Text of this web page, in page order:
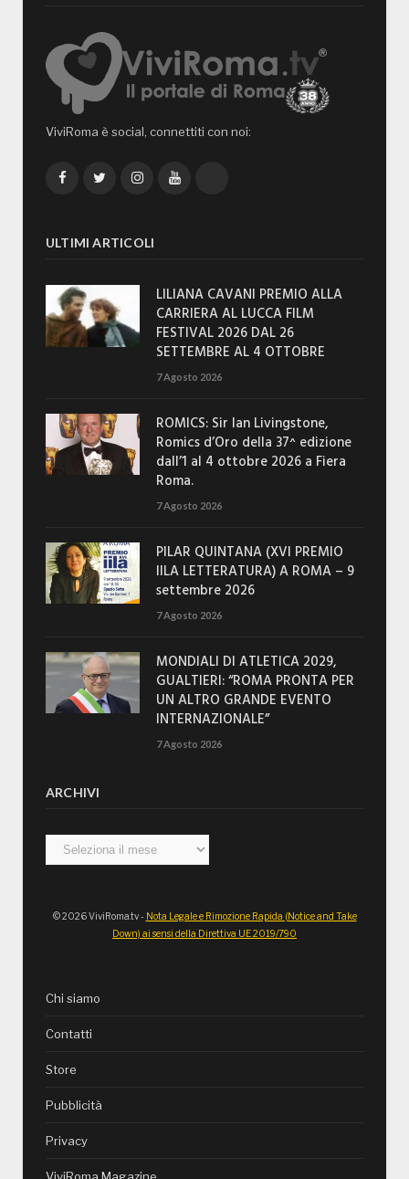
ViviRoma è social, connettiti con noi:
FacebookTwitterInstagramYouTube
ULTIMI ARTICOLI
LILIANA CAVANI PREMIO ALLA
CARRIERA AL LUCCA FILM
FESTIVAL 2026 DAL 26
SETTEMBRE AL 4 OTTOBRE
7 Agosto 2026
ROMICS: Sir Ian Livingstone,
Romics d’Oro della 37^ edizione
dall’1 al 4 ottobre 2026 a Fiera
Roma.
7 Agosto 2026
PILAR QUINTANA (XVI PREMIO
IILA LETTERATURA) A ROMA – 9
settembre 2026
7 Agosto 2026
MONDIALI DI ATLETICA 2029,
GUALTIERI: “ROMA PRONTA PER
UN ALTRO GRANDE EVENTO
INTERNAZIONALE”
7 Agosto 2026
ARCHIVI
Archivi
© 2026 ViviRoma.tv - Nota Legale e Rimozione Rapida (Notice and Take
Down) ai sensi della Direttiva UE 2019/790
Chi siamo
Contatti
Store
Pubblicità
Privacy